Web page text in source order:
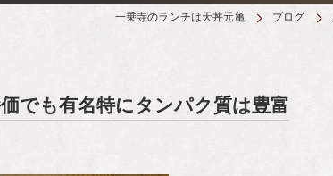
一乗寺のランチは天丼元亀 ブログ
でも有名特にタンパク質は豊富